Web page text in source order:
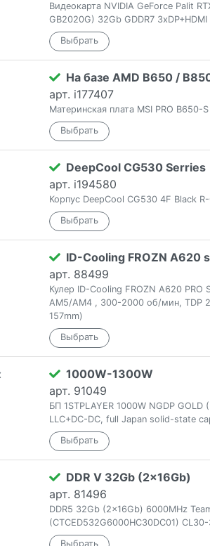
Видеокарта NVIDIA GeForce Palit
GB2020G) 32Gb GDDR7 3xDP+HDMI
На базе AMD B650 /
арт. i177407
Материнская плата MSI PRO B650-
DeepCool CG530 Serries
арт. i194580
Корпус DeepCool CG530 4F Black
ID-Cooling FROZN A620
арт. 88499
Кулер ID-Cooling FROZN A620 PRO
AM5/AM4 , 300-2000 об/мин, TDP
157mm)
1000W-1300W
арт. 91049
БП 1STPLAYER 1000W NGDP
LLC+DC-DC, full Japan solid-state
DDR V 32Gb (2x16Gb)
арт. 81496
DDR5 32Gb (2x16Gb) 6000MHz
(CTCED532G6000HC30DC01)